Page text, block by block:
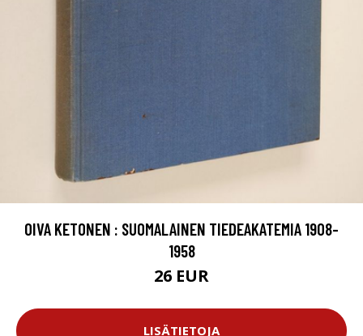
OIVA KETONEN : SUOMALAINEN TIEDEAKATEMIA 1908-
1958
26 EUR
LISÄTIETOJA